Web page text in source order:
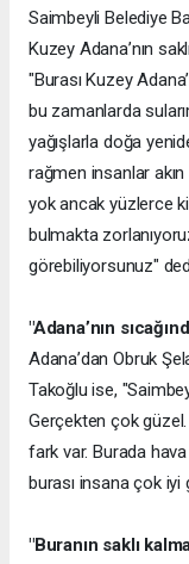
Saimbeyli Belediye
Kuzey Adana’nın
"Burası Kuzey
bu zamanlarda
yağışlarla doğa
rağmen insanlar
yok ancak yüzlerce
bulmakta
görebiliyorsunuz"
"Adana’nın
Adana’dan Obruk
Takoğlu ise,
Gerçekten çok güzel.
fark var. Burada
burası insana çok
"Buranın saklı